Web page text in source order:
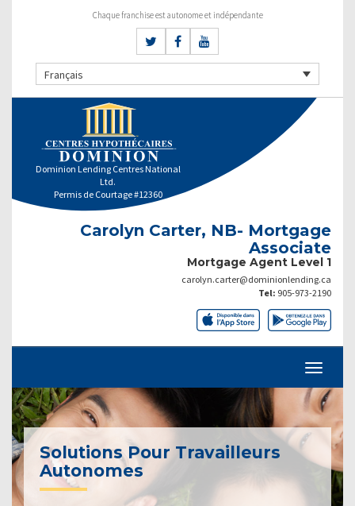
Chaque franchise est autonome et indépendante
Français
Dominion Lending Centres National
Ltd.
Permis de Courtage #12360
Carolyn Carter, NB- Mortgage
Associate
Mortgage Agent Level 1
carolyn.carter@dominionlending.ca
Tel: 905-973-2190
Solutions Pour Travailleurs
Autonomes